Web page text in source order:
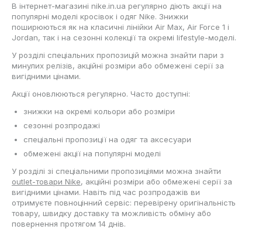
В інтернет-магазині nike.in.ua регулярно діють акції на
популярні моделі кросівок і одяг Nike. Знижки
поширюються як на класичні лінійки Air Max, Air Force 1 і
Jordan, так і на сезонні колекції та окремі lifestyle-моделі.
У розділі спеціальних пропозицій можна знайти пари з
минулих релізів, акційні розміри або обмежені серії за
вигідними цінами.
Акції оновлюються регулярно. Часто доступні:
знижки на окремі кольори або розміри
сезонні розпродажі
спеціальні пропозиції на одяг та аксесуари
обмежені акції на популярні моделі
У розділі зі спеціальними пропозиціями можна знайти
outlet-товари Nike, акційні розміри або обмежені серії за
вигідними цінами. Навіть під час розпродажів ви
отримуєте повноцінний сервіс: перевірену оригінальність
товару, швидку доставку та можливість обміну або
повернення протягом 14 днів.